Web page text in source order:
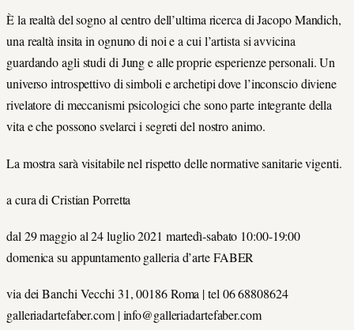
È la realtà del sogno al centro dell’ultima ricerca di Jacopo Mandich,
una realtà insita in ognuno di noi e a cui l’artista si avvicina
guardando agli studi di Jung e alle proprie esperienze personali. Un
universo introspettivo di simboli e archetipi dove l’inconscio diviene
rivelatore di meccanismi psicologici che sono parte integrante della
vita e che possono svelarci i segreti del nostro animo.
La mostra sarà visitabile nel rispetto delle normative sanitarie vigenti.
a cura di Cristian Porretta
dal 29 maggio al 24 luglio 2021 martedì-sabato 10:00-19:00
domenica su appuntamento galleria d’arte FABER
via dei Banchi Vecchi 31, 00186 Roma | tel 06 68808624
galleriadartefaber.com | info@galleriadartefaber.com